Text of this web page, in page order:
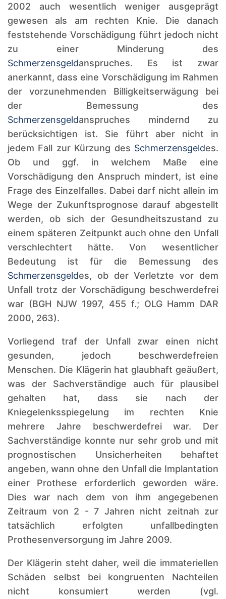
2002 auch wesentlich weniger ausgeprägt
gewesen als am rechten Knie. Die danach
feststehende Vorschädigung führt jedoch nicht
zu einer Minderung des
Schmerzensgeldanspruches. Es ist zwar
anerkannt, dass eine Vorschädigung im Rahmen
der vorzunehmenden Billigkeitserwägung bei
der Bemessung des
Schmerzensgeldanspruches mindernd zu
berücksichtigen ist. Sie führt aber nicht in
jedem Fall zur Kürzung des Schmerzensgeldes.
Ob und ggf. in welchem Maße eine
Vorschädigung den Anspruch mindert, ist eine
Frage des Einzelfalles. Dabei darf nicht allein im
Wege der Zukunftsprognose darauf abgestellt
werden, ob sich der Gesundheitszustand zu
einem späteren Zeitpunkt auch ohne den Unfall
verschlechtert hätte. Von wesentlicher
Bedeutung ist für die Bemessung des
Schmerzensgeldes, ob der Verletzte vor dem
Unfall trotz der Vorschädigung beschwerdefrei
war (BGH NJW 1997, 455 f.; OLG Hamm DAR
2000, 263).
Vorliegend traf der Unfall zwar einen nicht
gesunden, jedoch beschwerdefreien
Menschen. Die Klägerin hat glaubhaft geäußert,
was der Sachverständige auch für plausibel
gehalten hat, dass sie nach der
Kniegelenksspiegelung im rechten Knie
mehrere Jahre beschwerdefrei war. Der
Sachverständige konnte nur sehr grob und mit
prognostischen Unsicherheiten behaftet
angeben, wann ohne den Unfall die Implantation
einer Prothese erforderlich geworden wäre.
Dies war nach dem von ihm angegebenen
Zeitraum von 2 - 7 Jahren nicht zeitnah zur
tatsächlich erfolgten unfallbedingten
Prothesenversorgung im Jahre 2009.
Der Klägerin steht daher, weil die immateriellen
Schäden selbst bei kongruenten Nachteilen
nicht konsumiert werden (vgl.